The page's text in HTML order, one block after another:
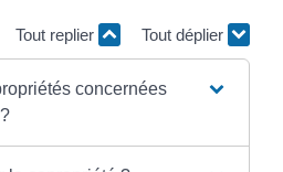
Tout replier Tout déplier
concernées